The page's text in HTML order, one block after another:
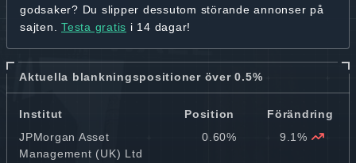
godsaker? Du slipper dessutom störande annonser på
sajten. Testa gratis i 14 dagar!
Aktuella blankningspositioner över 0.5%
Institut Position
Förändring
JPMorgan Asset
Management (UK) Ltd
0.60% 9.1%